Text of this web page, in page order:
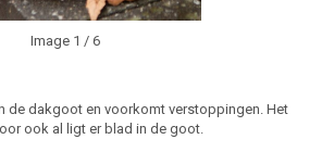
Image 1 / 6
de dakgoot en voorkomt verstoppingen. Het
ook al ligt er blad in de goot.